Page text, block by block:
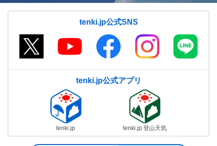
tenki.jp公式SNS
tenki.jp公式アプリ
tenki.jp tenki.jp 登山天気